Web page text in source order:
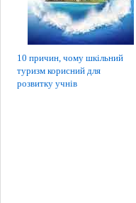
10 причин, чому шкільний
туризм корисний для
розвитку учнів